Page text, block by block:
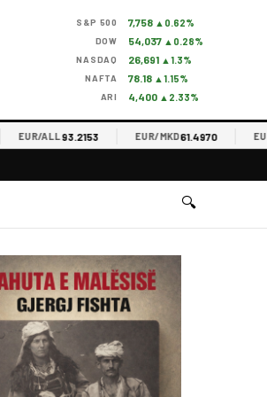
S&P 500 7,758 ▲0.62%
DOW 54,037 ▲0.28%
NASDAQ 26,691 ▲1.3%
NAFTA 78.18 ▲1.15%
ARI 4,400 ▲2.33%
EUR/ALL93.2153 EUR/MKD61.4970 EUR/
🔍